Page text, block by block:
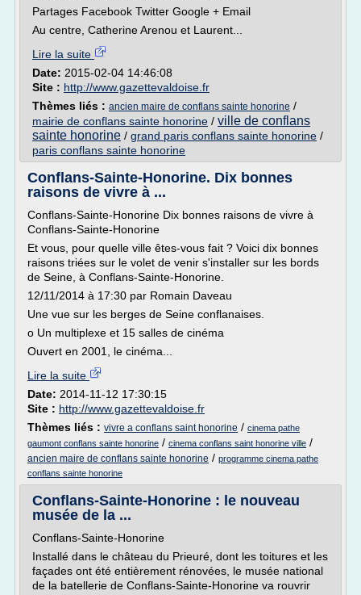
Partages Facebook Twitter Google + Email
Au centre, Catherine Arenou et Laurent...
Lire la suite
Date: 2015-02-04 14:46:08
Site : http://www.gazettevaldoise.fr
Thèmes liés : ancien maire de conflans sainte honorine /
mairie de conflans sainte honorine / ville de conflans
sainte honorine / grand paris conflans sainte honorine /
paris conflans sainte honorine
Conflans-Sainte-Honorine. Dix bonnes
raisons de vivre à ...
Conflans-Sainte-Honorine Dix bonnes raisons de vivre à
Conflans-Sainte-Honorine
Et vous, pour quelle ville êtes-vous fait ? Voici dix bonnes
raisons triées sur le volet de venir s'installer sur les bords
de Seine, à Conflans-Sainte-Honorine.
12/11/2014 à 17:30 par Romain Daveau
Une vue sur les berges de Seine conflanaises.
o Un multiplexe et 15 salles de cinéma
Ouvert en 2001, le cinéma...
Lire la suite
Date: 2014-11-12 17:30:15
Site : http://www.gazettevaldoise.fr
Thèmes liés : vivre a conflans saint honorine / cinema pathe
gaumont conflans sainte honorine / cinema conflans saint honorine ville /
ancien maire de conflans sainte honorine / programme cinema pathe
conflans sainte honorine
Conflans-Sainte-Honorine : le nouveau
musée de la ...
Conflans-Sainte-Honorine
Installé dans le château du Prieuré, dont les toitures et les
façades ont été entièrement rénovées, le musée national
de la batellerie de Conflans-Sainte-Honorine va rouvrir